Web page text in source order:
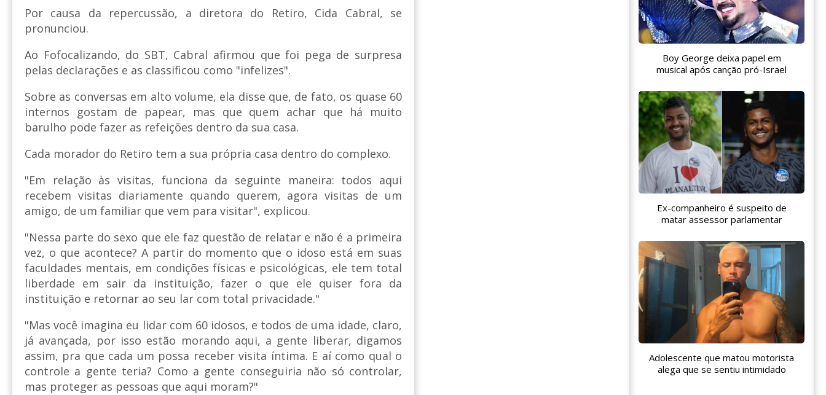
Por causa da repercussão, a diretora do Retiro, Cida Cabral, se
pronunciou.
Ao Fofocalizando, do SBT, Cabral afirmou que foi pega de surpresa
pelas declarações e as classificou como "infelizes".
Sobre as conversas em alto volume, ela disse que, de fato, os quase 60
internos gostam de papear, mas que quem achar que há muito
barulho pode fazer as refeições dentro da sua casa.
Cada morador do Retiro tem a sua própria casa dentro do complexo.
"Em relação às visitas, funciona da seguinte maneira: todos aqui
recebem visitas diariamente quando querem, agora visitas de um
amigo, de um familiar que vem para visitar", explicou.
"Nessa parte do sexo que ele faz questão de relatar e não é a primeira
vez, o que acontece? A partir do momento que o idoso está em suas
faculdades mentais, em condições físicas e psicológicas, ele tem total
liberdade em sair da instituição, fazer o que ele quiser fora da
instituição e retornar ao seu lar com total privacidade."
"Mas você imagina eu lidar com 60 idosos, e todos de uma idade, claro,
já avançada, por isso estão morando aqui, a gente liberar, digamos
assim, pra que cada um possa receber visita íntima. E aí como qual o
controle a gente teria? Como a gente conseguiria não só controlar,
mas proteger as pessoas que aqui moram?"
Boy George deixa papel em
musical após canção pró-Israel
Ex-companheiro é suspeito de
matar assessor parlamentar
Adolescente que matou motorista
alega que se sentiu intimidado